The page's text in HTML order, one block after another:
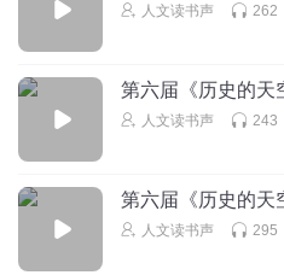
人文读书声 262
第六届《历史的天
人文读书声 243
第六届《历史的天
人文读书声 295